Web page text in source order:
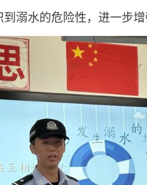
溺水的危险性，进一步增